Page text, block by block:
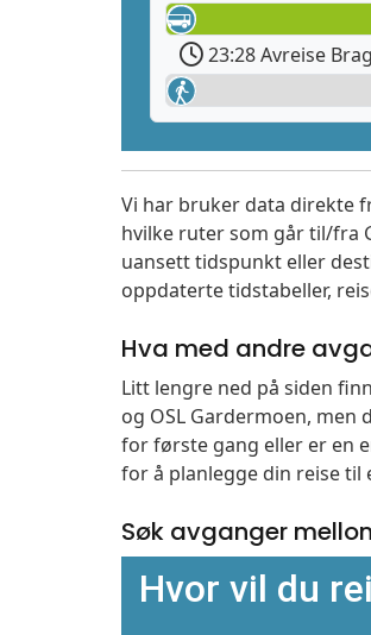
23:28 Avreise
Vi har bruker data direkte
hvilke ruter som går til/fra
uansett tidspunkt eller
oppdaterte tidstabeller,
Hva med andre
Litt lengre ned på siden
og OSL Gardermoen,
for første gang eller er en
for å planlegge din reise til
Søk avganger
Hvor vil du